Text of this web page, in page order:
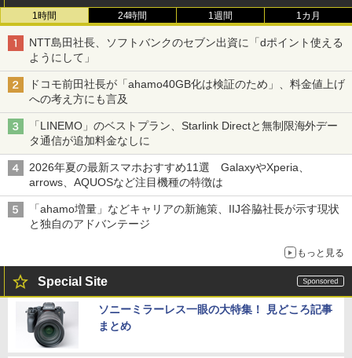
1時間 24時間 1週間 1カ月
NTT島田社長、ソフトバンクのセブン出資に「dポイント使える
ようにして」
ドコモ前田社長が「ahamo40GB化は検証のため」、料金値上げ
への考え方にも言及
「LINEMO」のベストプラン、Starlink Directと無制限海外デー
タ通信が追加料金なしに
2026年夏の最新スマホおすすめ11選 GalaxyやXperia、
arrows、AQUOSなど注目機種の特徴は
「ahamo増量」などキャリアの新施策、IIJ谷脇社長が示す現状
と独自のアドバンテージ
もっと見る
Special Site
ソニーミラーレス一眼の大特集！ 見どころ記事
まとめ